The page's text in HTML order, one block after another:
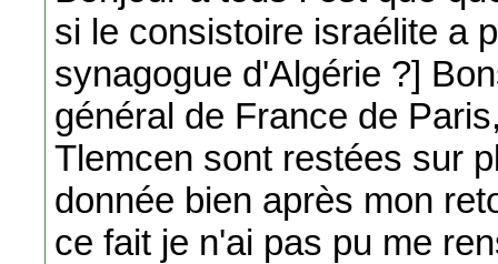
si le consistoire israélite a
synagogue d'Algérie ?]
général de France de
Tlemcen sont restées sur
donnée bien après mon
ce fait je n'ai pas pu me